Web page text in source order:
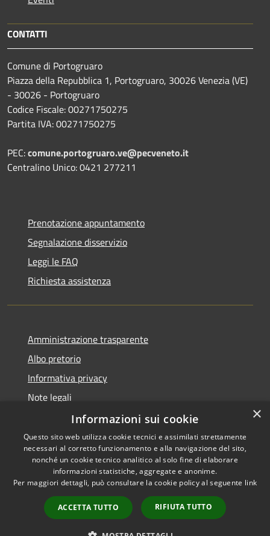
CONTATTI
Comune di Portogruaro
Piazza della Repubblica 1, Portogruaro, 30026 Venezia (VE)
- 30026 - Portogruaro
Codice Fiscale: 00271750275
Partita IVA: 00271750275
PEC:comune.portogruaro.ve@pecveneto.it
Centralino Unico: 0421 277211
Prenotazione appuntamento
Segnalazione disservizio
Leggi le FAQ
Richiesta assistenza
Amministrazione trasparente
Albo pretorio
Informativa privacy
Note legali
Dichiarazione di accessibilità
RSS
Accessibilità
Copyright © 2026 • Comune di
Municipium•
Accesso
redazione
×
Informazioni sui cookie
Questo sito web utilizza cookie tecnici e assimilati strettamente
necessari al corretto funzionamento e alla navigazione del sito,
nonché un cookie tecnico analitico al solo fine di elaborare
informazioni statistiche, aggregate e anonime.
Per maggiori dettagli, può consultare la cookie policy al seguente link
ACCETTA TUTTO RIFIUTA TUTTO